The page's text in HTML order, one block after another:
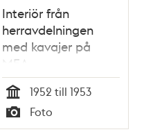
Interiör från
herravdelningen
med kavajer på
MEA
Tid
1952 till 1953
Typ
Foto